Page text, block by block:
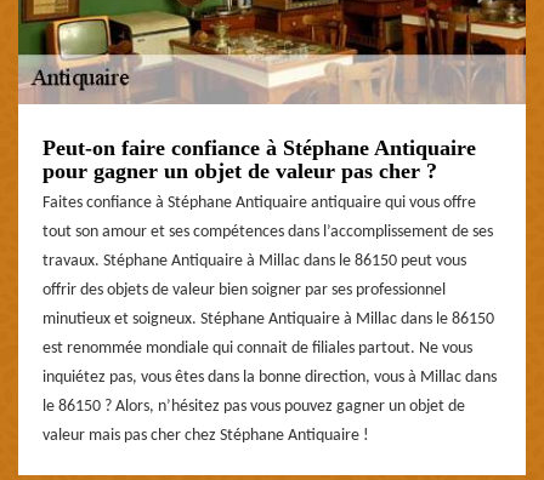
Peut-on faire confiance à Stéphane Antiquaire
pour gagner un objet de valeur pas cher ?
Faites confiance à Stéphane Antiquaire antiquaire qui vous offre
tout son amour et ses compétences dans l’accomplissement de ses
travaux. Stéphane Antiquaire à Millac dans le 86150 peut vous
offrir des objets de valeur bien soigner par ses professionnel
minutieux et soigneux. Stéphane Antiquaire à Millac dans le 86150
est renommée mondiale qui connait de filiales partout. Ne vous
inquiétez pas, vous êtes dans la bonne direction, vous à Millac dans
le 86150 ? Alors, n’hésitez pas vous pouvez gagner un objet de
valeur mais pas cher chez Stéphane Antiquaire !